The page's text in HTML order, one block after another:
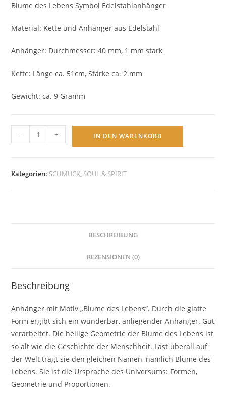
Blume des Lebens Symbol Edelstahlanhänger
Material: Kette und Anhänger aus Edelstahl
Anhänger: Durchmesser: 40 mm, 1 mm stark
Kette: Länge ca. 51cm, Stärke ca. 2 mm
Gewicht: ca. 9 Gramm
DES
- + IN DEN WARENKORB
Kategorien: SCHMUCK, SOUL & SPIRIT
BESCHREIBUNG
REZENSIONEN (0)
Beschreibung
Anhänger mit Motiv „Blume des Lebens“. Durch die glatte
Form ergibt sich ein wunderbar, anliegender Anhänger. Gut
verarbeitet. Die heilige Geometrie der Blume des Lebens ist
so alt wie die Geschichte der Menschheit. Fast überall auf
der Welt trägt sie den gleichen Namen, nämlich Blume des
Lebens. Sie ist die Ursprache des Universums: Formen,
Geometrie und Proportionen.